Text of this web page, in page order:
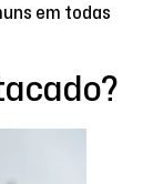
em todas